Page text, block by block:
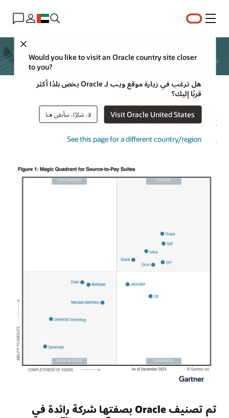
القائمة
Would you like to visit an Oracle country site closer
to you?
هل ترغب في زيارة موقع ويب لـ Oracle يخص بلدًا أكثر
قربًا إليك؟
Visit Oracle United States لا، شكرًا، سأبقى هنا
See this page for a different country/region
اقرأ ما يقوله المحللون حول
Oracle Procurement
تم تصنيف Oracle بصفتها شركة رائدة في